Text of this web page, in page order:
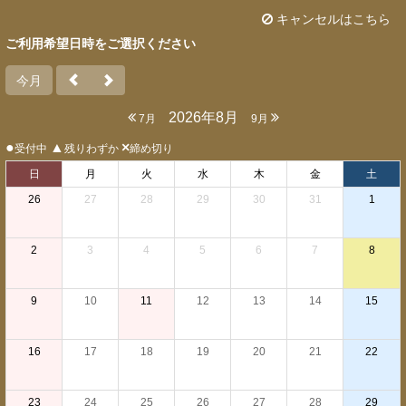
キャンセルはこちら
ご利用希望日時をご選択ください
今月
7月 2026年8月 9月
●受付中 ▲ 残りわずか ×締め切り
日
月 火 水 木 金
土
26
27 28 29 30 31 1
2 3 4 5 6 7 8
9 10 11 12 13 14 15
16 17 18 19 20 21 22
23 24 25 26 27 28 29